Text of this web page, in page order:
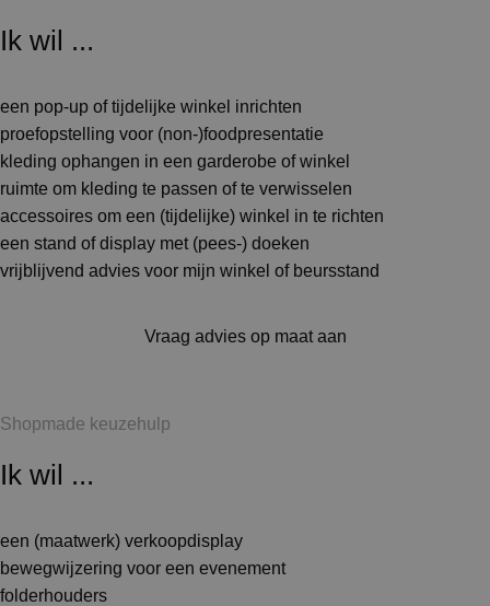
Ik wil ...
een pop-up of tijdelijke winkel inrichten
proefopstelling voor (non-)foodpresentatie
kleding ophangen in een garderobe of winkel
ruimte om kleding te passen of te verwisselen
accessoires om een (tijdelijke) winkel in te richten
een stand of display met (pees-) doeken
vrijblijvend advies voor mijn winkel of beursstand
Vraag advies op maat aan
Shopmade keuzehulp
Ik wil ...
een (maatwerk) verkoopdisplay
bewegwijzering voor een evenement
folderhouders